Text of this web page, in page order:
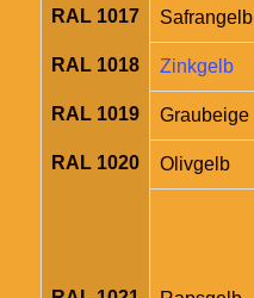
RAL 1017 Safrangelb
RAL 1018 Zinkgelb
RAL 1019 Graubeige
RAL 1020 Olivgelb